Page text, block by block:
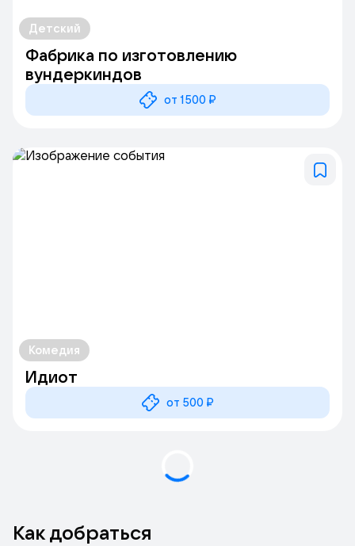
Детский
Фабрика по изготовлению
вундеркиндов
от 1500 ₽
Комедия
Идиот
от 500 ₽
Как добраться